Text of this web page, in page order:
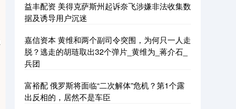
益丰配资 美得克萨斯州起诉奈飞涉嫌非法收集数
据及诱导用户沉迷
嘉信资本 黄维和两个副司令突围，为何只一人走
脱？逃走的胡琏取出32个弹片_黄维为_蒋介石_
兵团
富裕配 俄罗斯将面临“二次解体”危机？第1个露
出反相的，居然不是车臣